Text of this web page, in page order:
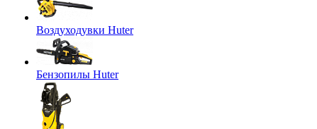
Воздуходувки Huter
Бензопилы Huter